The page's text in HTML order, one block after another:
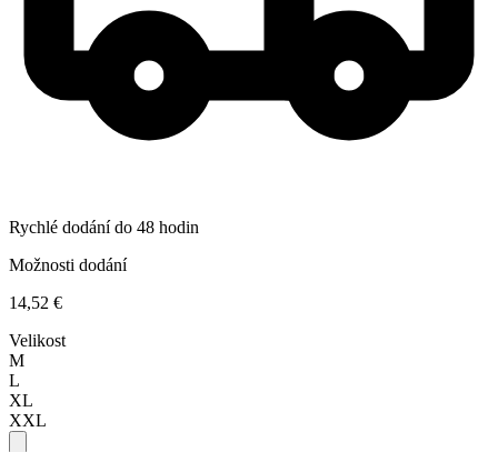
Rychlé dodání do 48 hodin
Možnosti dodání
14,52 €
Velikost
M
L
XL
XXL